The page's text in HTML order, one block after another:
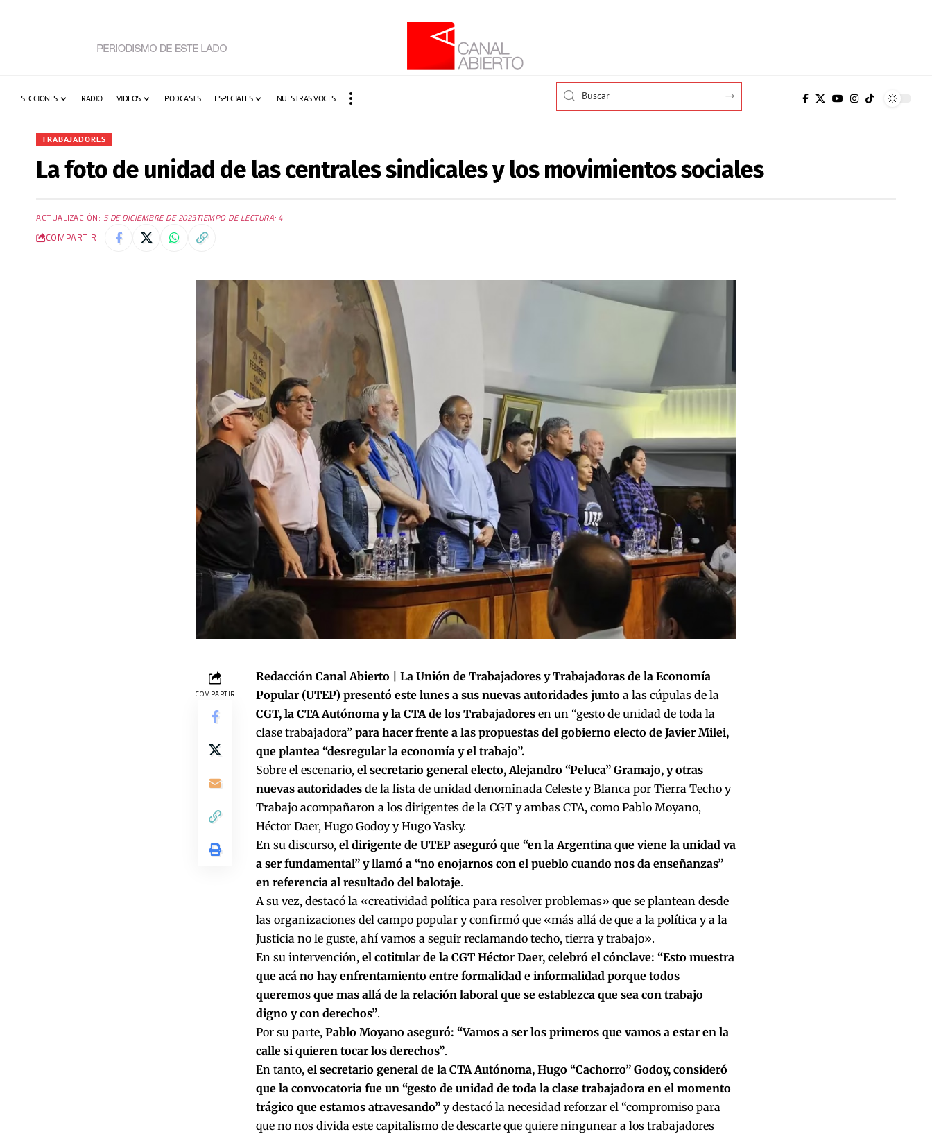
SECCIONES RADIO VIDEOS PODCASTS ESPECIALES NUESTRAS VOCES
TRABAJADORES
La foto de unidad de las centrales sindicales y los movimientos sociales
ACTUALIZACIÓN: 5 DE DICIEMBRE DE 2023TIEMPO DE LECTURA: 4
COMPARTIR
COMPARTIR
Redacción Canal Abierto |
La Unión de Trabajadores y Trabajadoras de la Economía
Popular (UTEP) presentó este lunes a sus nuevas autoridades junto a las cúpulas de la
CGT, la CTA Autónoma y la CTA de los Trabajadores en un “gesto de unidad de toda la
clase trabajadora” para hacer frente a las propuestas del gobierno electo de Javier Milei,
que plantea “desregular la economía y el trabajo”.
Sobre el escenario, el secretario general electo, Alejandro “Peluca” Gramajo, y otras
nuevas autoridadesde la lista de unidad denominada Celeste y Blanca por Tierra Techo y
Trabajo acompañaron a los dirigentes de la CGT y ambas CTA, como Pablo Moyano,
Héctor Daer, Hugo Godoy y Hugo Yasky.
En su discurso, el dirigente de UTEP aseguró que “en la Argentina que viene la unidad va
a ser fundamental” y llamó a “no enojarnos con el pueblo cuando nos da enseñanzas”
en referencia al resultado del balotaje.
A su vez, destacó la «creatividad política para resolver problemas» que se plantean desde
las organizaciones del campo popular y confirmó que «más allá de que a la política y a la
Justicia no le guste, ahí vamos a seguir reclamando techo, tierra y trabajo».
En su intervención, el cotitular de la CGT Héctor Daer, celebró el cónclave: “Esto muestra
que acá no hay enfrentamiento entre formalidad e informalidad porque todos
queremos que mas allá de la relación laboral que se establezca que sea con trabajo
digno y con derechos”.
Por su parte, Pablo Moyano aseguró: “Vamos a ser los primeros que vamos a estar en la
calle si quieren tocar los derechos”.
En tanto, el secretario general de la CTA Autónoma, Hugo “Cachorro” Godoy, consideró
que la convocatoria fue un “gesto de unidad de toda la clase trabajadora en el momento
trágico que estamos atravesando”y destacó la necesidad reforzar el “compromiso para
que no nos divida este capitalismo de descarte que quiere ningunear a los trabajadores